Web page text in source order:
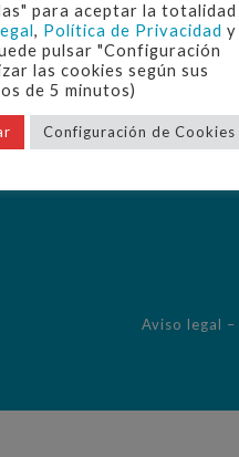
Jerez de la Frontera (Cádiz)
Aviso legal –
para aceptar la totalidad
, Política de Privacidad y
pulsar "Configuración
las cookies según sus
de 5 minutos)
Configuración de Cookies